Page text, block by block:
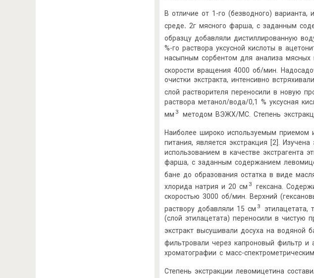
В отличие от 1-го (безводного)
среде. 2г мясного фарша, с заданным
образцу добавляли дистиллированную
%-го раствора уксусной кислоты в
насыпным сорбентом для анализа мясных
скорости вращения 4000 об/мин.
очистки экстракта, интенсивно
слой растворителя переносили в новую
раствора метанол/вода/0,1 % уксусная
мм 3 методом ВЭЖХ/МС. Степень
Наиболее широко используемым приемом
питания, является экстракция [2].
использованием в качестве экстрагента
фарша, с заданным содержанием
бане до образования остатка в виде
хлорида натрия и 20 см 3
гексана.
скоростью 3000 об/мин. Верхний
раствору добавляли 15 см 3
этилацетата,
(слой этилацетата) переносили в чистую
экстракт высушивали досуха на водяной
фильтровали через капроновый фильтр
хроматографии с масс-
Степень экстракции левомицетина